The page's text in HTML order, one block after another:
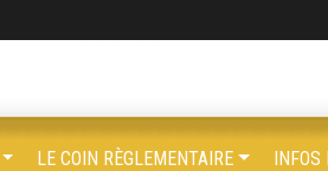
LE COIN RÈGLEMENTAIRE INFOS